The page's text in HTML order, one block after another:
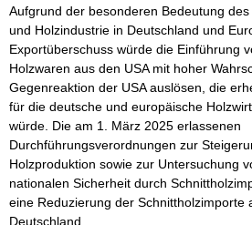
Aufgrund der besonderen Bedeutung
und Holzindustrie in Deutschland und
Exportüberschuss würde die Einführung
Holzwaren aus den USA mit hoher
Gegenreaktion der USA auslösen, die
für die deutsche und europäische
würde. Die am 1. März 2025 erlassenen
Durchführungsverordnungen zur
Holzproduktion sowie zur Untersuchung
nationalen Sicherheit durch
eine Reduzierung der Schnittholzimporte
Deutschland.